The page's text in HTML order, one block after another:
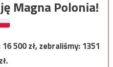
Magna Polonia!
16 500zł, zebraliśmy:1351
zł.